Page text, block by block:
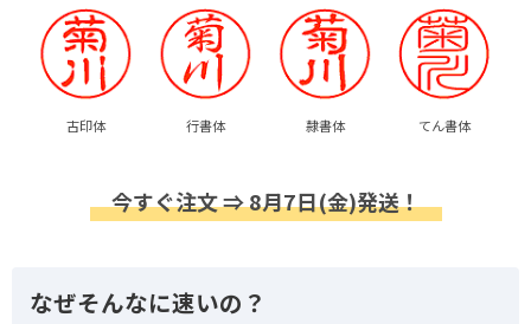
古印体 行書体 隷書体 てん書体
今すぐ注文 ⇒ 8月7日(金)発送！
なぜそんなに速いの？